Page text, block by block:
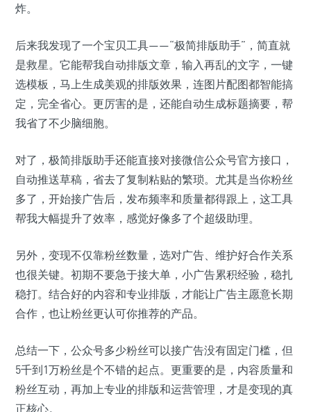
炸。
后来我发现了一个宝贝工具——“极简排版助手”，简直就
是救星。它能帮我自动排版文章，输入再乱的文字，一键
选模板，马上生成美观的排版效果，连图片配图都智能搞
定，完全省心。更厉害的是，还能自动生成标题摘要，帮
我省了不少脑细胞。
对了，极简排版助手还能直接对接微信公众号官方接口，
自动推送草稿，省去了复制粘贴的繁琐。尤其是当你粉丝
多了，开始接广告后，发布频率和质量都得跟上，这工具
帮我大幅提升了效率，感觉好像多了个超级助理。
另外，变现不仅靠粉丝数量，选对广告、维护好合作关系
也很关键。初期不要急于接大单，小广告累积经验，稳扎
稳打。结合好的内容和专业排版，才能让广告主愿意长期
合作，也让粉丝更认可你推荐的产品。
总结一下，公众号多少粉丝可以接广告没有固定门槛，但
5千到1万粉丝是个不错的起点。更重要的是，内容质量和
粉丝互动，再加上专业的排版和运营管理，才是变现的真
正核心。